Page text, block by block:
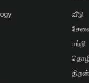
வீடு
பற்றி